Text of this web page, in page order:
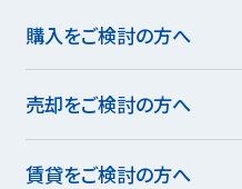
購入をご検討の方へ
売却をご検討の方へ
賃貸をご検討の方へ